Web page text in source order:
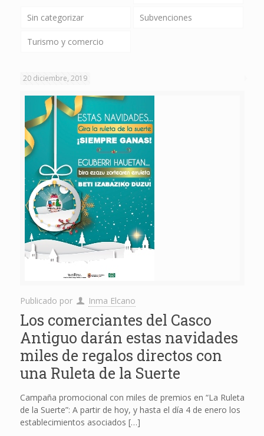
Sin categorizar Subvenciones
Turismo y comercio
20 diciembre, 2019
Publicado por Inma Elcano
Los comerciantes del Casco
Antiguo darán estas navidades
miles de regalos directos con
una Ruleta de la Suerte
Campaña promocional con miles de premios en “La Ruleta
de la Suerte”: A partir de hoy, y hasta el día 4 de enero los
establecimientos asociados […]